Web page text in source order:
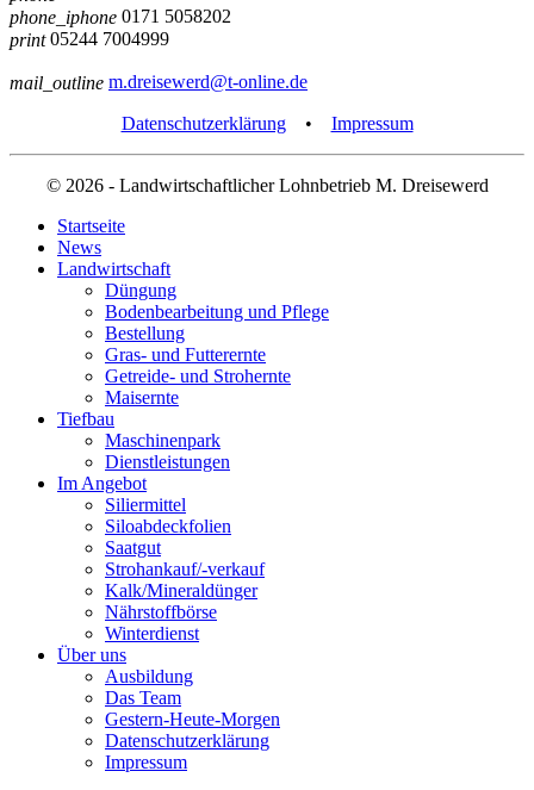
phone_iphone 0171 5058202
print05244 7004999
mail_outline m.dreisewerd@t-online.de
Datenschutzerklärung• Impressum
© 2026- Landwirtschaftlicher Lohnbetrieb M. Dreisewerd
Startseite
News
Landwirtschaft
Düngung
Bodenbearbeitung und Pflege
Bestellung
Gras- und Futterernte
Getreide- und Strohernte
Maisernte
Tiefbau
Maschinenpark
Dienstleistungen
Im Angebot
Siliermittel
Siloabdeckfolien
Saatgut
Strohankauf/-verkauf
Kalk/Mineraldünger
Nährstoffbörse
Winterdienst
Über uns
Ausbildung
Das Team
Gestern-Heute-Morgen
Datenschutzerklärung
Impressum